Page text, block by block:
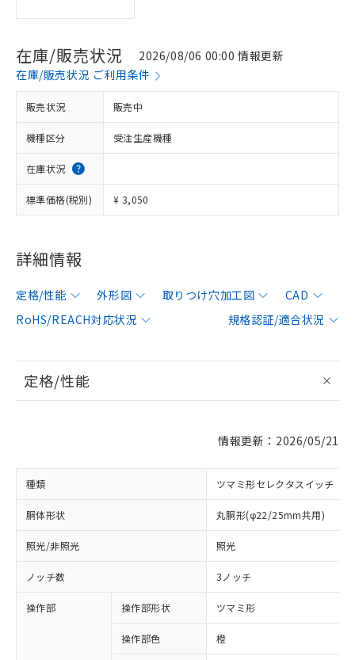
在庫/販売状況
2026/08/06 00:00 情報更新
在庫/販売状況 ご利用条件
販売状況 販売中
機種区分 受注生産機種
在庫状況
標準価格(税別) ¥ 3,050
詳細情報
定格/性能 外形図 取りつけ穴加工図
CAD
RoHS/REACH対応状況
規格認証/適合状況
定格/性能
情報更新：2026/05/21
種類 ツマミ形セレクタスイッチ
胴体形状 丸胴形(φ22/25mm共用)
照光/非照光 照光
ノッチ数 3ノッチ
操作部 操作部形状 ツマミ形
操作部色 橙